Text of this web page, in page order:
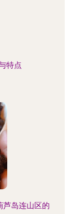
特点
芦岛连山区的